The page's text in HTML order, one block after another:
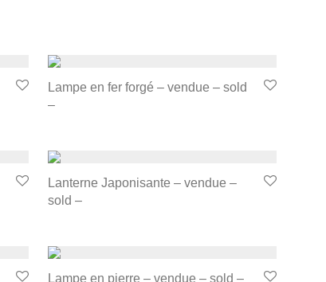
Lampe en fer forgé – vendue – sold
–
Lanterne Japonisante – vendue –
sold –
Lampe en pierre – vendue – sold –